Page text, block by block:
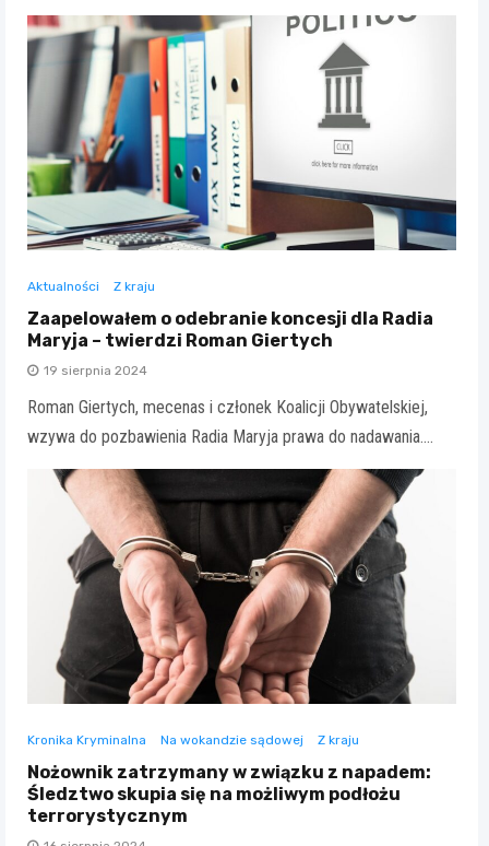
Aktualności Z kraju
Zaapelowałem o odebranie koncesji dla Radia
Maryja – twierdzi Roman Giertych
19 sierpnia 2024
Roman Giertych, mecenas i członek Koalicji Obywatelskiej,
wzywa do pozbawienia Radia Maryja prawa do nadawania.…
Kronika Kryminalna Na wokandzie sądowej Z kraju
Nożownik zatrzymany w związku z napadem:
Śledztwo skupia się na możliwym podłożu
terrorystycznym